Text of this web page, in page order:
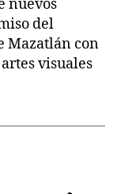
nuevos
del
Mazatlán con
visuales